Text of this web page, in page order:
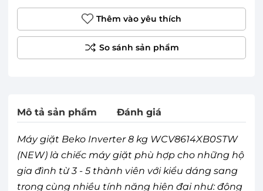
Thêm vào yêu thích
Mô tả sản phẩm Đánh giá
Máy giặt Beko Inverter 8 kg WCV8614XB0STW
(NEW) là chiếc máy giặt phù hợp cho những hộ
gia đình từ 3 - 5 thành viên với kiểu dáng sang
trọng cùng nhiều tính năng hiện đại như: động